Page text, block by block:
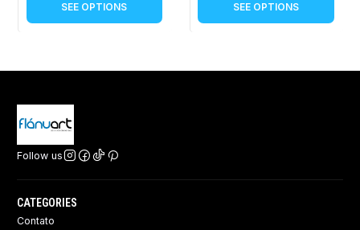
SEE OPTIONS SEE OPTIONS
Follow us
CATEGORIES
Contato